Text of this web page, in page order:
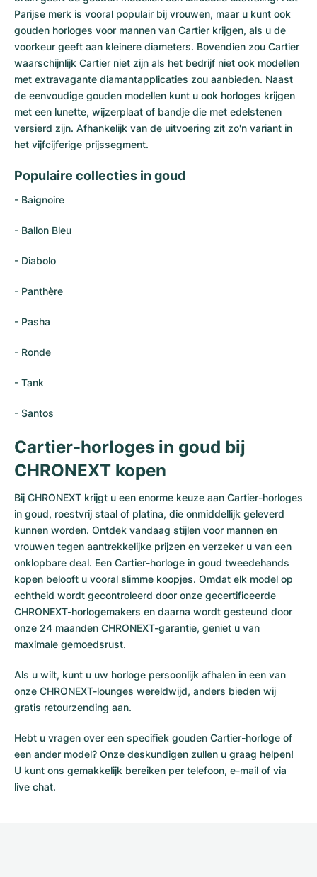
Parijse merk is vooral populair bij vrouwen, maar u kunt ook
gouden horloges voor mannen van Cartier krijgen, als u de
voorkeur geeft aan kleinere diameters. Bovendien zou Cartier
waarschijnlijk Cartier niet zijn als het bedrijf niet ook modellen
met extravagante diamantapplicaties zou aanbieden. Naast
de eenvoudige gouden modellen kunt u ook horloges krijgen
met een lunette, wijzerplaat of bandje die met edelstenen
versierd zijn. Afhankelijk van de uitvoering zit zo'n variant in
het vijfcijferige prijssegment.
Populaire collecties in goud
- Baignoire
- Ballon Bleu
- Diabolo
- Panthère
- Pasha
- Ronde
- Tank
- Santos
Cartier-horloges in goud bij
CHRONEXT kopen
Bij CHRONEXT krijgt u een enorme keuze aan Cartier-horloges
in goud, roestvrij staal of platina, die onmiddellijk geleverd
kunnen worden. Ontdek vandaag stijlen voor mannen en
vrouwen tegen aantrekkelijke prijzen en verzeker u van een
onklopbare deal. Een Cartier-horloge in goud tweedehands
kopen belooft u vooral slimme koopjes. Omdat elk model op
echtheid wordt gecontroleerd door onze gecertificeerde
CHRONEXT-horlogemakers en daarna wordt gesteund door
onze 24 maanden CHRONEXT-garantie, geniet u van
maximale gemoedsrust.
Als u wilt, kunt u uw horloge persoonlijk afhalen in een van
onze CHRONEXT-lounges wereldwijd, anders bieden wij
gratis retourzending aan.
Hebt u vragen over een specifiek gouden Cartier-horloge of
een ander model? Onze deskundigen zullen u graag helpen!
U kunt ons gemakkelijk bereiken per telefoon, e-mail of via
live chat.